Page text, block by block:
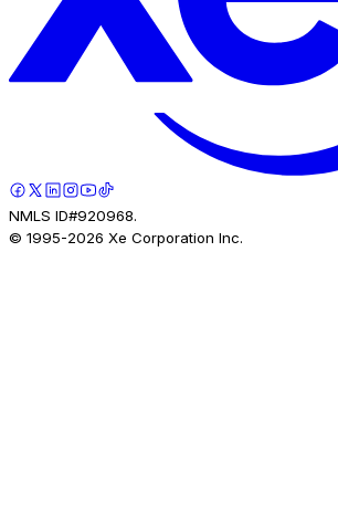
NMLS ID#920968.
© 1995-2026 Xe Corporation Inc.